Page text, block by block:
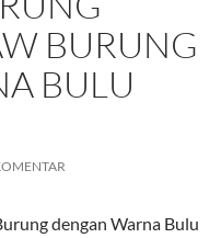
BURUNG
BULU
dengan Warna Bulu